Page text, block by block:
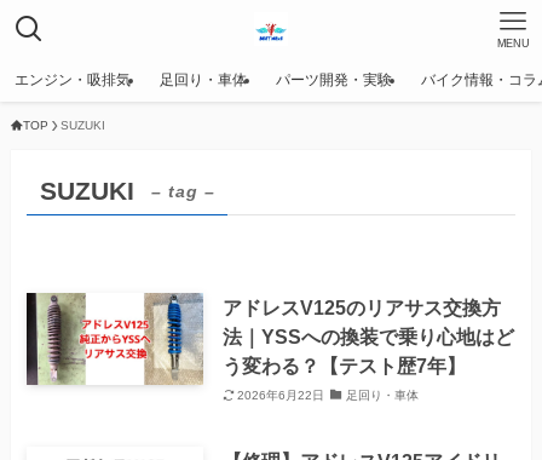
MENU
エンジン・吸排気 足回り・車体 パーツ開発・実験 バイク情報・コラ
TOP SUZUKI
SUZUKI – tag –
アドレスV125のリアサス交換方
法｜YSSへの換装で乗り心地はど
う変わる？【テスト歴7年】
2026年6月22日 足回り・車体